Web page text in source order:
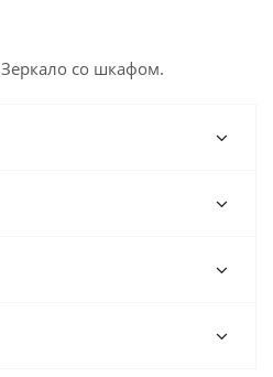
Зеркало со шкафом.